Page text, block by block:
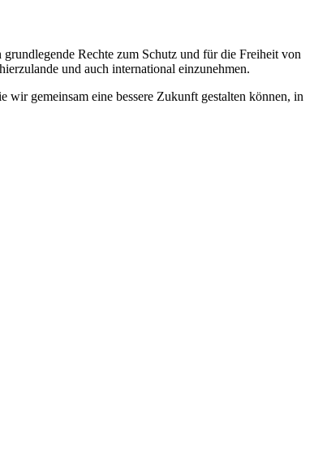
Rechte zum Schutz und für die Freiheit von
und auch international einzunehmen.
gemeinsam eine bessere Zukunft gestalten können, in